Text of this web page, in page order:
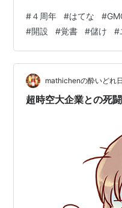
にもスポンサーは要るよ
ブログなので、人様相手
ぐ書き方は目指してま
っ」と笑える物が書け
い、はてなさんにはあん
いません。 って事で、
#４周年 #はてな #
#開設 #覚書 #儲け #
mathichenの酔いどれ
超時空大企業との死